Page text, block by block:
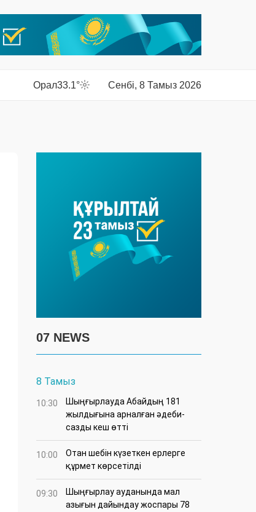
Орал33.1° Сенбі, 8 Тамыз 2026
07 NEWS
8 Тамыз
10:30
Шыңғырлауда Абайдың 181
жылдығына арналған әдеби-
сазды кеш өтті
10:00
Отан шебін күзеткен ерлерге
құрмет көрсетілді
09:30
​Шыңғырлау ауданында мал
азығын дайындау жоспары 78